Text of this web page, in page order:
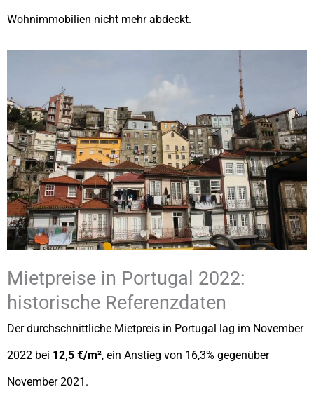
Wohnimmobilien nicht mehr abdeckt.
Mietpreise in Portugal 2022:
historische Referenzdaten
Der durchschnittliche Mietpreis in Portugal lag im November
2022 bei 12,5 €/m², ein Anstieg von 16,3% gegenüber
November 2021.